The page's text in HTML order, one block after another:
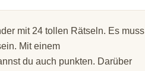
mit 24 tollen Rätseln. Es muss
Mit einem
du auch punkten. Darüber